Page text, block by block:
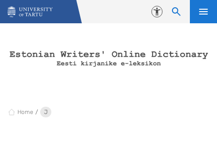
Skip to content
Accessibility
Home J